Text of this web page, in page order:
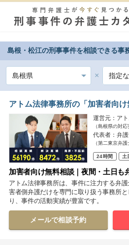
都道府県から探す
北海道・東北
北海道 青森 岩手 宮城 秋
北陸・甲信越
新潟 富山 石川 福井 山梨
関東
茨城 栃木 群馬 埼玉 千葉
東海
静岡 愛知
島根・松江の刑事事件を相談できる事
相談
アトム法律事務所の「加害者向け
運営元：ア
（島根県の対応
代表者：弁
（第二東京弁護
24時間 土
加害者向け無料相談｜夜間・土日も
アトム法律事務所は、事件に注力する弁
害者側弁護だけを専門に取り扱う事務所
り、事件の活動実績が豊富です。
メールで相談予約